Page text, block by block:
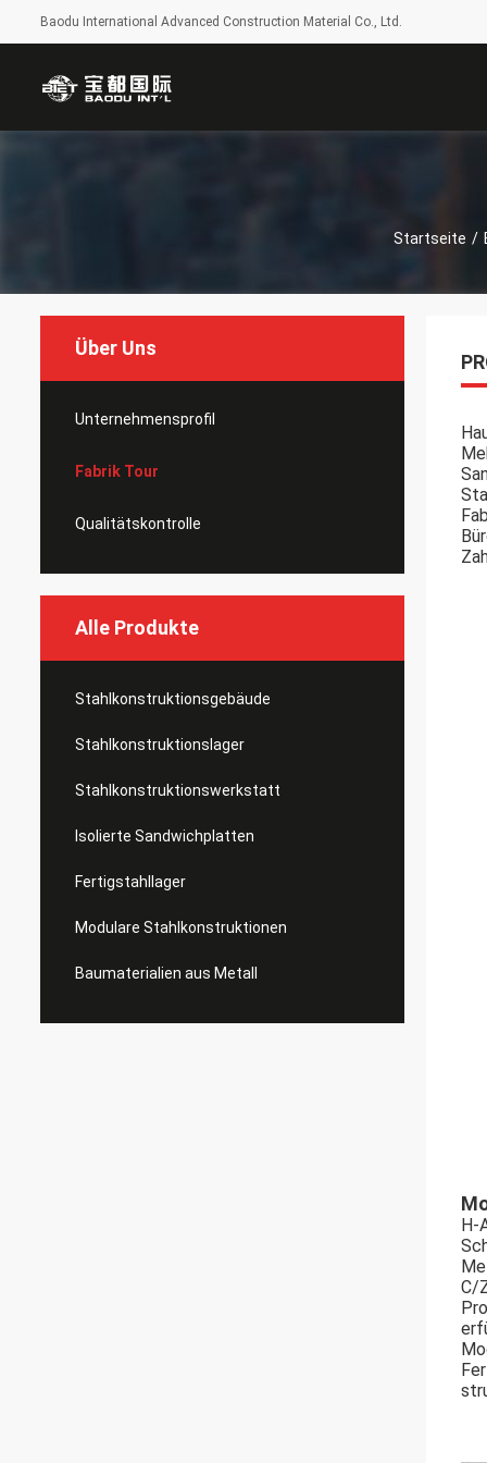
Baodu International Advanced Construction Material Co., Ltd.
Startseite /
Über Uns
Unternehmensprofil
Fabrik Tour
Qualitätskontrolle
Alle Produkte
Stahlkonstruktionsgebäude
Stahlkonstruktionslager
Stahlkonstruktionswerkstatt
Isolierte Sandwichplatten
Fertigstahllager
Modulare Stahlkonstruktionen
Baumaterialien aus Metall
H-
C/